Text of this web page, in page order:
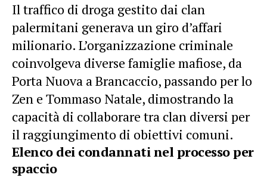
Il traffico di droga gestito dai clan
palermitani generava un giro d’affari
milionario. L’organizzazione criminale
coinvolgeva diverse famiglie mafiose, da
Porta Nuova a Brancaccio, passando per lo
Zen e Tommaso Natale, dimostrando la
capacità di collaborare tra clan diversi per
il raggiungimento di obiettivi comuni.
Elenco dei condannati nel processo per
spaccio